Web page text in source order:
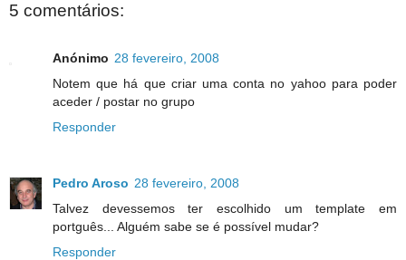
5 comentários:
Anónimo 28 fevereiro, 2008
Notem que há que criar uma conta no yahoo para poder
aceder / postar no grupo
Responder
Pedro Aroso 28 fevereiro, 2008
Talvez devessemos ter escolhido um template em
portguês... Alguém sabe se é possível mudar?
Responder